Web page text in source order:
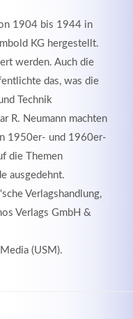
1904 bis 1944 in
KG hergestellt.
werden. Auch die
das, was die
Technik
R. Neumann machten
1950er- und 1960er-
die Themen
ausgedehnt.
Verlagshandlung,
Verlags GmbH &
(USM).